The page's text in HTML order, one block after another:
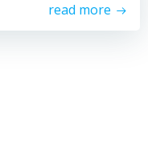
read more